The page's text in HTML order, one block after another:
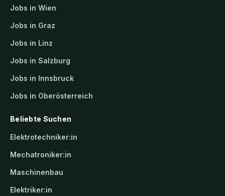
Jobs in Wien
Jobs in Graz
Jobs in Linz
Jobs in Salzburg
Jobs in Innsbruck
Jobs in Oberösterreich
Beliebte Suchen
Elektrotechniker:in
Mechatroniker:in
Maschinenbau
Elektriker:in